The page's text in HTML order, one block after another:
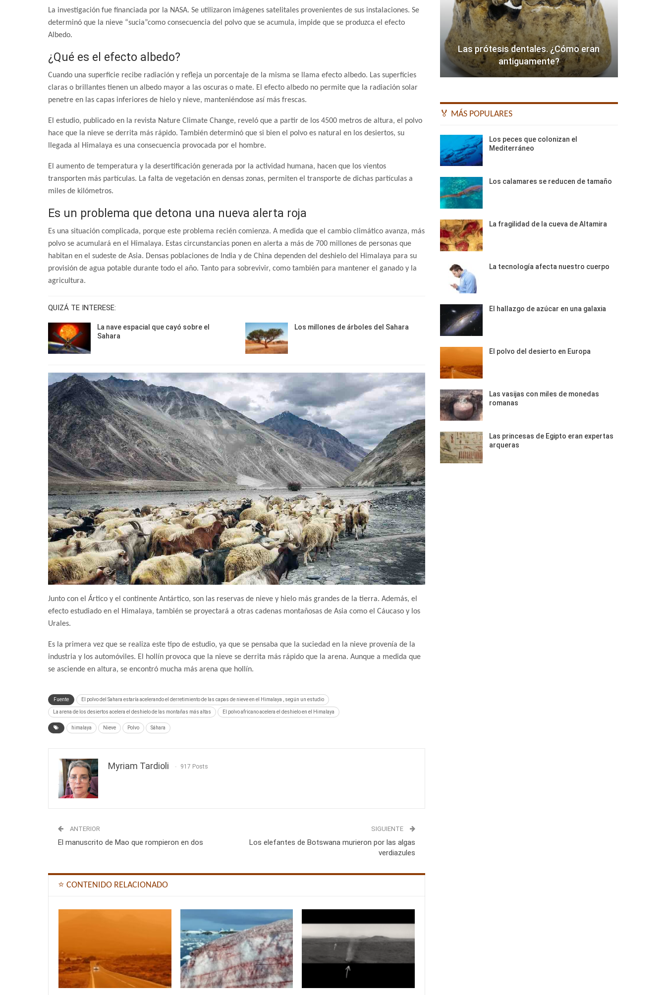
La investigación fue financiada por la NASA. Se utilizaron imágenes satelitales provenientes de sus instalaciones. Se
determinó que la nieve “sucia”como consecuencia del polvo que se acumula, impide que se produzca el efecto
Albedo.
¿Qué es el efecto albedo?
Cuando una superficie recibe radiación y refleja un porcentaje de la misma se llama efecto albedo. Las superficies
claras o brillantes tienen un albedo mayor a las oscuras o mate. El efecto albedo no permite que la radiación solar
penetre en las capas inferiores de hielo y nieve, manteniéndose así más frescas.
El estudio, publicado en la revista Nature Climate Change, reveló que a partir de los 4500 metros de altura, el polvo
hace que la nieve se derrita más rápido. También determinó que si bien el polvo es natural en los desiertos, su
llegada al Himalaya es una consecuencia provocada por el hombre.
El aumento de temperatura y la desertificación generada por la actividad humana, hacen que los vientos
transporten más partículas. La falta de vegetación en densas zonas, permiten el transporte de dichas partículas a
miles de kilómetros.
Es un problema que detona una nueva alerta roja
Es una situación complicada, porque este problema recién comienza. A medida que el cambio climático avanza, más
polvo se acumulará en el Himalaya. Estas circunstancias ponen en alerta a más de 700 millones de personas que
habitan en el sudeste de Asia. Densas poblaciones de India y de China dependen del deshielo del Himalaya para su
provisión de agua potable durante todo el año. Tanto para sobrevivir, como también para mantener el ganado y la
agricultura.
QUIZÁ TE INTERESE:
La nave espacial que cayó sobre el
Sahara
Los millones de árboles del Sahara
Junto con el Ártico y el continente Antártico, son las reservas de nieve y hielo más grandes de la tierra. Además, el
efecto estudiado en el Himalaya, también se proyectará a otras cadenas montañosas de Asia como el Cáucaso y los
Urales.
Es la primera vez que se realiza este tipo de estudio, ya que se pensaba que la suciedad en la nieve provenía de la
industria y los automóviles. El hollín provoca que la nieve se derrita más rápido que la arena. Aunque a medida que
se asciende en altura, se encontró mucha más arena que hollín.
Fuente El polvo del Sahara estaría acelerando el derretimiento de las capas de nieve en el Himalaya , según un estudio
La arena de los desiertos acelera el deshielo de las montañas más altas El polvo africano acelera el deshielo en el Himalaya
himalaya Nieve Polvo Sáhara
Myriam Tardioli 917 Posts
ANTERIOR
El manuscrito de Mao que rompieron en dos
SIGUIENTE
Los elefantes de Botswana murieron por las algas
verdiazules
⭐ CONTENIDO RELACIONADO
Las prótesis dentales. ¿Cómo eran
antiguamente?
🏅 MÁS POPULARES
Los peces que colonizan el
Mediterráneo
Los calamares se reducen de tamaño
La fragilidad de la cueva de Altamira
La tecnología afecta nuestro cuerpo
El hallazgo de azúcar en una galaxia
El polvo del desierto en Europa
Las vasijas con miles de monedas
romanas
Las princesas de Egipto eran expertas
arqueras